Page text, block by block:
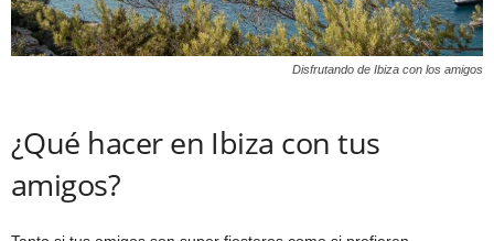
Disfrutando de Ibiza con los amigos
¿Qué hacer en Ibiza con tus
amigos?